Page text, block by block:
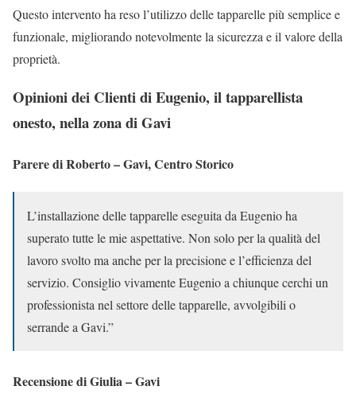
Questo intervento ha reso l’utilizzo delle tapparelle più semplice e
funzionale, migliorando notevolmente la sicurezza e il valore della
proprietà.
Opinioni dei Clienti di Eugenio, il tapparellista
onesto, nella zona di Gavi
Parere di Roberto – Gavi, Centro Storico
L’installazione delle tapparelle eseguita da Eugenio ha
superato tutte le mie aspettative. Non solo per la qualità del
lavoro svolto ma anche per la precisione e l’efficienza del
servizio. Consiglio vivamente Eugenio a chiunque cerchi un
professionista nel settore delle tapparelle, avvolgibili o
serrande a Gavi.”
Recensione di Giulia – Gavi